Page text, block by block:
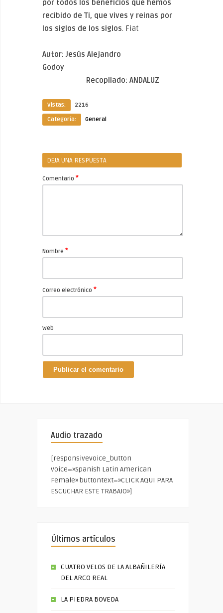
por todos los beneficios que hemos
recibido de Ti, que vives y reinas por
los siglos de los siglos. Fiat
Autor: Jesús Alejandro
Godoy
Recopilado: ANDALUZ
Vistas:
2216
Categoría:
General
DEJA UNA RESPUESTA
Comentario *
Nombre *
Correo electrónico *
Web
Audio trazado
[responsivevoice_button
voice=»Spanish Latin American
Female» buttontext=»CLICK AQUI PARA
ESCUCHAR ESTE TRABAJO»]
Últimos artículos
CUATRO VELOS DE LA ALBAÑILERÍA
DEL ARCO REAL
LA PIEDRA BOVEDA